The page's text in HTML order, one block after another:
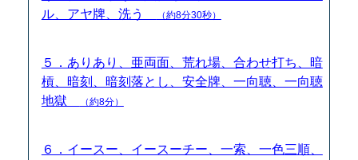
ル、アヤ牌、洗う
（約8分30秒）
５．ありあり、亜両面、荒れ場、合わせ打ち、暗
槓、暗刻、暗刻落とし、安全牌、一向聴、一向聴
地獄
（約8分）
６．イースー、イースーチー、一索、一色三順、